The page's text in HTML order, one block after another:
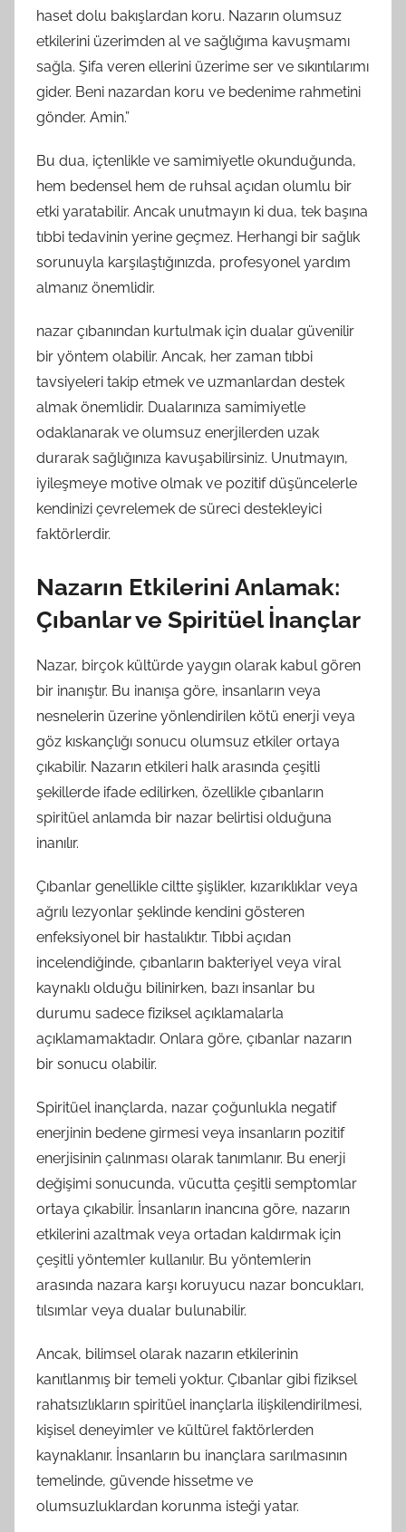
haset dolu bakışlardan koru. Nazarın olumsuz
etkilerini üzerimden al ve sağlığıma kavuşmamı
sağla. Şifa veren ellerini üzerime ser ve sıkıntılarımı
gider. Beni nazardan koru ve bedenime rahmetini
gönder. Amin.”
Bu dua, içtenlikle ve samimiyetle okunduğunda,
hem bedensel hem de ruhsal açıdan olumlu bir
etki yaratabilir. Ancak unutmayın ki dua, tek başına
tıbbi tedavinin yerine geçmez. Herhangi bir sağlık
sorunuyla karşılaştığınızda, profesyonel yardım
almanız önemlidir.
nazar çıbanından kurtulmak için dualar güvenilir
bir yöntem olabilir. Ancak, her zaman tıbbi
tavsiyeleri takip etmek ve uzmanlardan destek
almak önemlidir. Dualarınıza samimiyetle
odaklanarak ve olumsuz enerjilerden uzak
durarak sağlığınıza kavuşabilirsiniz. Unutmayın,
iyileşmeye motive olmak ve pozitif düşüncelerle
kendinizi çevrelemek de süreci destekleyici
faktörlerdir.
Nazarın Etkilerini Anlamak:
Çıbanlar ve Spiritüel İnançlar
Nazar, birçok kültürde yaygın olarak kabul gören
bir inanıştır. Bu inanışa göre, insanların veya
nesnelerin üzerine yönlendirilen kötü enerji veya
göz kıskançlığı sonucu olumsuz etkiler ortaya
çıkabilir. Nazarın etkileri halk arasında çeşitli
şekillerde ifade edilirken, özellikle çıbanların
spiritüel anlamda bir nazar belirtisi olduğuna
inanılır.
Çıbanlar genellikle ciltte şişlikler, kızarıklıklar veya
ağrılı lezyonlar şeklinde kendini gösteren
enfeksiyonel bir hastalıktır. Tıbbi açıdan
incelendiğinde, çıbanların bakteriyel veya viral
kaynaklı olduğu bilinirken, bazı insanlar bu
durumu sadece fiziksel açıklamalarla
açıklamamaktadır. Onlara göre, çıbanlar nazarın
bir sonucu olabilir.
Spiritüel inançlarda, nazar çoğunlukla negatif
enerjinin bedene girmesi veya insanların pozitif
enerjisinin çalınması olarak tanımlanır. Bu enerji
değişimi sonucunda, vücutta çeşitli semptomlar
ortaya çıkabilir. İnsanların inancına göre, nazarın
etkilerini azaltmak veya ortadan kaldırmak için
çeşitli yöntemler kullanılır. Bu yöntemlerin
arasında nazara karşı koruyucu nazar boncukları,
tılsımlar veya dualar bulunabilir.
Ancak, bilimsel olarak nazarın etkilerinin
kanıtlanmış bir temeli yoktur. Çıbanlar gibi fiziksel
rahatsızlıkların spiritüel inançlarla ilişkilendirilmesi,
kişisel deneyimler ve kültürel faktörlerden
kaynaklanır. İnsanların bu inançlara sarılmasının
temelinde, güvende hissetme ve
olumsuzluklardan korunma isteği yatar.